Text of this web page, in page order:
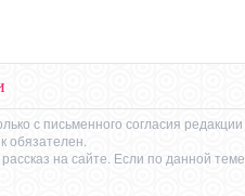
с письменного согласия редакции
обязателен.
на сайте. Если по данной теме